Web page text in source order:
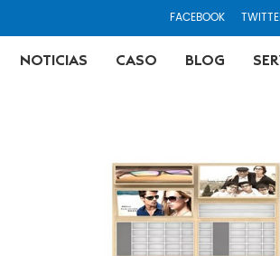
FACEBOOK
NOTICIAS CASO BLOG